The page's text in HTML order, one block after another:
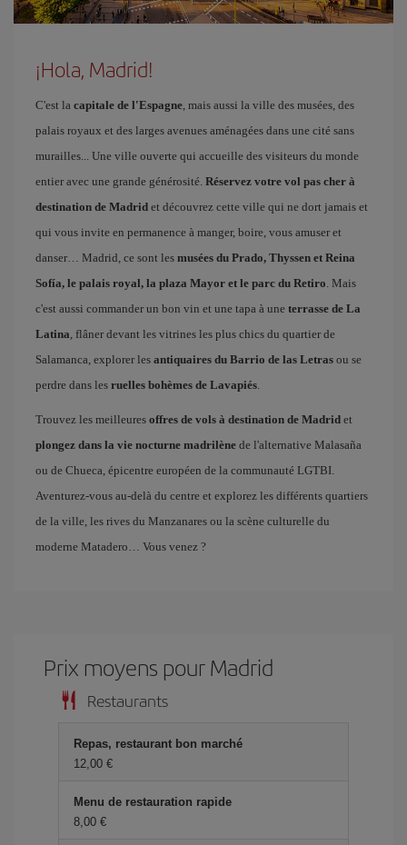
¡Hola, Madrid!
C'est la capitale de l'Espagne, mais aussi la ville des musées, des
palais royaux et des larges avenues aménagées dans une cité sans
murailles... Une ville ouverte qui accueille des visiteurs du monde
entier avec une grande générosité. Réservez votre vol pas cher à
destination de Madrid et découvrez cette ville qui ne dort jamais et
qui vous invite en permanence à manger, boire, vous amuser et
danser… Madrid, ce sont les musées du Prado, Thyssen et Reina
Sofía, le palais royal, la plaza Mayor et le parc du Retiro. Mais
c'est aussi commander un bon vin et une tapa à une terrasse de La
Latina, flâner devant les vitrines les plus chics du quartier de
Salamanca, explorer les antiquaires du Barrio de las Letras ou se
perdre dans les ruelles bohèmes de Lavapiés.
Trouvez les meilleures offres de vols à destination de Madrid et
plongez dans la vie nocturne madrilène de l'alternative Malasaña
ou de Chueca, épicentre européen de la communauté LGTBI.
Aventurez-vous au-delà du centre et explorez les différents quartiers
de la ville, les rives du Manzanares ou la scène culturelle du
moderne Matadero… Vous venez ?
Prix ​​moyens pour Madrid
Restaurants
Repas, restaurant bon marché
12,00 €
Menu de restauration rapide
8,00 €